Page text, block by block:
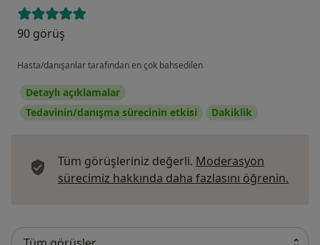
90 görüş
Hasta/danışanlar tarafından en çok bahsedilen
Detaylı açıklamalar
Tedavinin/danışma sürecinin etkisi
Dakiklik
Tüm görüşleriniz değerli. Moderasyon
sürecimiz hakkında daha fazlasını öğrenin.